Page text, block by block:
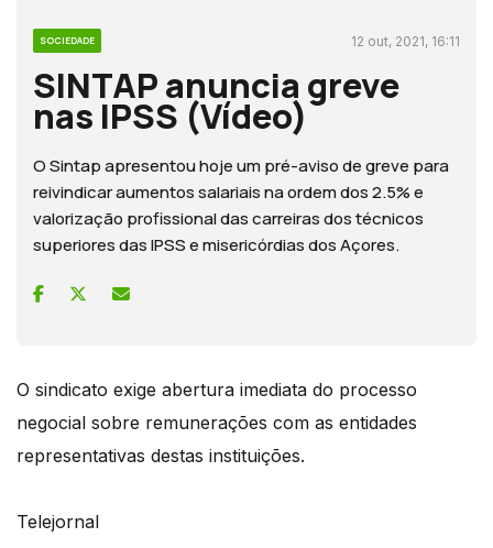
SOCIEDADE 12 out, 2021, 16:11
SINTAP anuncia greve
nas IPSS (Vídeo)
O Sintap apresentou hoje um pré-aviso de greve para
reivindicar aumentos salariais na ordem dos 2.5% e
valorização profissional das carreiras dos técnicos
superiores das IPSS e misericórdias dos Açores.
O sindicato exige abertura imediata do processo
negocial sobre remunerações com as entidades
representativas destas instituições.
Telejornal